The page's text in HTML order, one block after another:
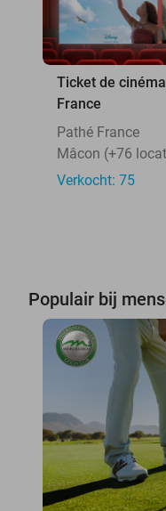
Ticket de
France
Pathé France
Mâcon (+76
Verkocht: 75
Populair bij